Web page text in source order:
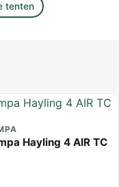
tenten
Hayling 4 AIR TC